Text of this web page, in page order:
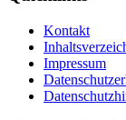
Kontakt
Impressum